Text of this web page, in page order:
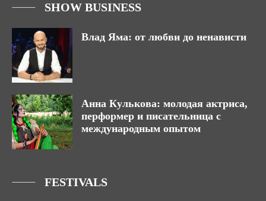
SHOW BUSINESS
Влад Яма: от любви до ненависти
Анна Кулькова: молодая актриса,
перформер и писательница с
международным опытом
FESTIVALS